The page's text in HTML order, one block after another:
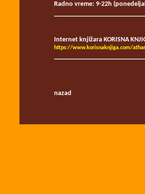
Radno vreme: 9-22h
Internet knjižara KORISNA
https://www.korisnaknjiga.com/
nazad